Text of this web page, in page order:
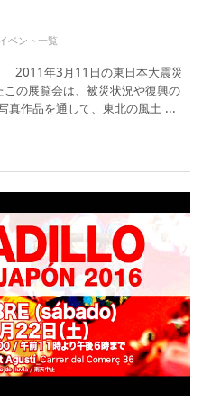
ベント一覧
2011年3月11日の東日本大震災
の展覧会は、被災状況や復興の
真作品を通して、東北の風土 ...